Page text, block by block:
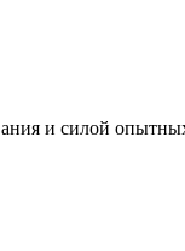
и силой